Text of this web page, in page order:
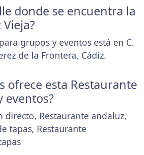
donde se encuentra la
grupos y eventos está en C.
de la Frontera, Cádiz.
ofrece esta Restaurante
eventos?
directo, Restaurante andaluz,
tapas, Restaurante